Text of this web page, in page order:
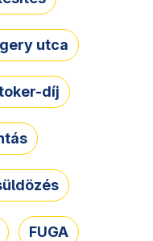
utca
díj
FUGA